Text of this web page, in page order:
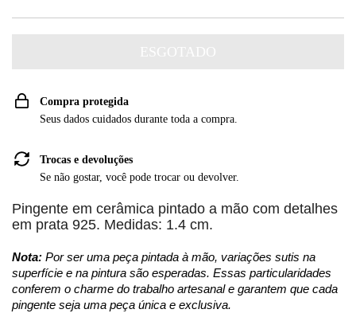
Compra protegida
Seus dados cuidados durante toda a compra.
Trocas e devoluções
Se não gostar, você pode trocar ou devolver.
Pingente em cerâmica pintado a mão com detalhes
em prata 925. Medidas: 1.4 cm.
Nota: Por ser uma peça pintada à mão, variações sutis na
superfície e na pintura são esperadas. Essas particularidades
conferem o charme do trabalho artesanal e garantem que cada
pingente seja uma peça única e exclusiva.